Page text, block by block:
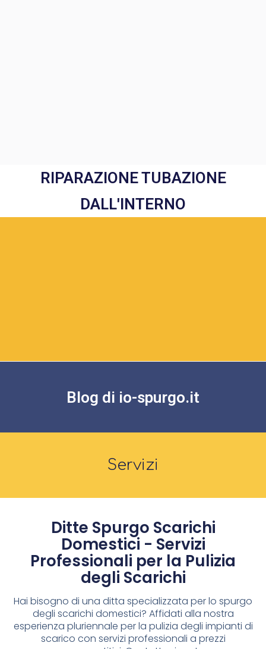
RIPARAZIONE TUBAZIONE
DALL'INTERNO
Blog di io-spurgo.it
Servizi
Ditte Spurgo Scarichi
Domestici - Servizi
Professionali per la Pulizia
degli Scarichi
Hai bisogno di una ditta specializzata per lo spurgo
degli scarichi domestici? Affidati alla nostra
esperienza pluriennale per la pulizia degli impianti di
scarico con servizi professionali a prezzi